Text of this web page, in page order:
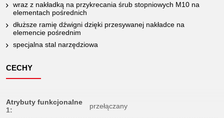
wraz z nakładką na przykrecania śrub stopniowych M10 na
elementach pośrednich
dłuższe ramię dźwigni dzięki przesywanej nakładce na
elemencie pośrednim
specjalna stal narzędziowa
CECHY
Atrybuty funkcjonalne
1:
przełączany